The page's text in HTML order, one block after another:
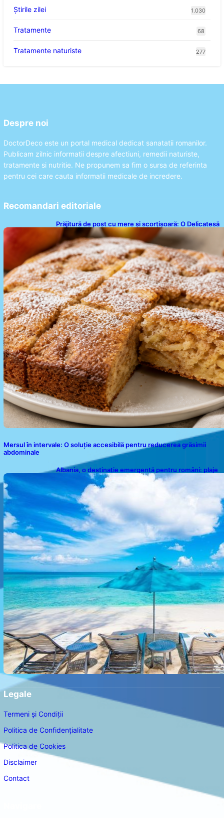
Știrile zilei 1.030
Tratamente 68
Tratamente naturiste 277
Despre noi
DoctorDeco este un portal medical dedicat sanatatii romanilor.
Publicam zilnic informatii despre afectiuni, remedii naturiste,
tratamente si nutritie. Ne propunem sa fim o sursa de referinta
pentru cei care cauta informatii medicale de incredere.
Recomandari editoriale
Prăjitură de post cu mere și scorțișoară: O Delicatesă
Dulce pentru Postul Adormirii Maicii Domnului
Mersul în intervale: O soluție accesibilă pentru reducerea grăsimii
abdominale
Albania, o destinație emergentă pentru români: plaje
spectaculoase, ape turcoaz și prețuri accesibile
Legale
Termeni și Condiții
Politica de Confidențialitate
Politica de Cookies
Disclaimer
Contact